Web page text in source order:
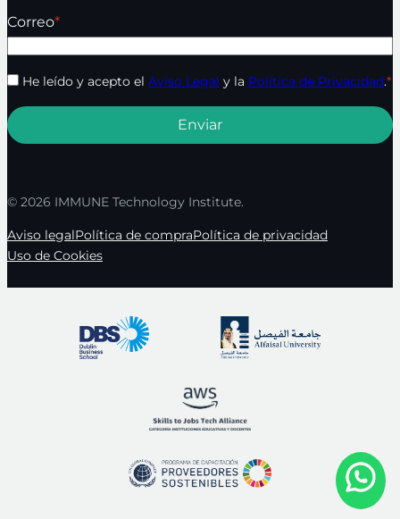
Correo*
He leído y acepto el Aviso Legal y la Política de Privacidad.*
© 2026 IMMUNE Technology Institute.
Aviso legalPolítica de compraPolítica de privacidad
Uso de Cookies